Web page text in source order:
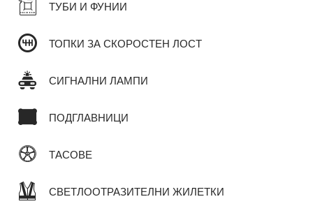
ТУБИ И ФУНИИ
ТОПКИ ЗА СКОРОСТЕН ЛОСТ
СИГНАЛНИ ЛАМПИ
ПОДГЛАВНИЦИ
ТАСОВЕ
СВЕТЛООТРАЗИТЕЛНИ ЖИЛЕТКИ